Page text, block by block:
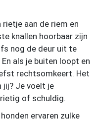
aan de riem en
knallen hoorbaar zijn
nog de deur uit te
als je buiten loopt en
rechtsomkeert. Het
jij? Je voelt je
of schuldig.
ervaren zulke